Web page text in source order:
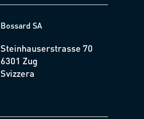
Bossard SA
Steinhauserstrasse 70
6301 Zug
Svizzera